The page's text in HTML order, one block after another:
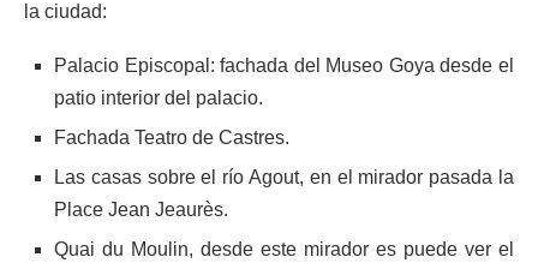
la ciudad:
Palacio Episcopal: fachada del Museo Goya desde el
patio interior del palacio.
Fachada Teatro de Castres.
Las casas sobre el río Agout, en el mirador pasada la
Place Jean Jeaurès.
Quai du Moulin, desde este mirador es puede ver el